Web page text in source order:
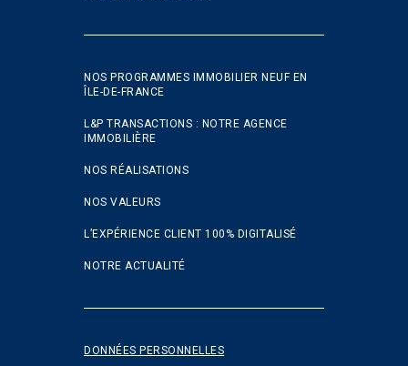
NOS PROGRAMMES IMMOBILIER NEUF EN
ÎLE-DE-FRANCE
L&P TRANSACTIONS : NOTRE AGENCE
IMMOBILIÈRE
NOS RÉALISATIONS
NOS VALEURS
L’EXPÉRIENCE CLIENT 100% DIGITALISÉ
NOTRE ACTUALITÉ
DONNÉES PERSONNELLES